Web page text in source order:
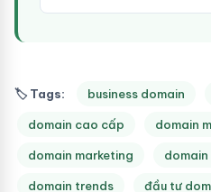
🏷 Tags: business domain
domain cao cấp domain
domain marketing
domain trends đầu tư